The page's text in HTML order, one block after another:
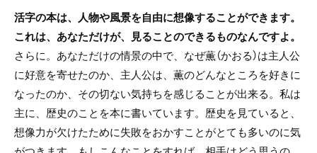
活字の本は、人物や風景を自由に想像することができます。
これは、あなただけが、見ることのできるものなんですよ。
さらに。あなただけの情景の中で、なぜ薫（かおる）は主人公
に好意を寄せたのか、主人公は、薫のどんなところを好きに
なったのか、その切ない気持ちを感じることが出来る。私は
主に、歴史のことを本に書いています。歴史を見ていると、
想像力が欠けたために失敗をおかすことがとても多いのに気